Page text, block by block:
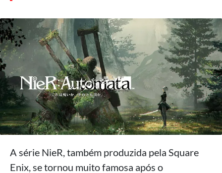
A série NieR, também produzida pela Square
Enix, se tornou muito famosa após o